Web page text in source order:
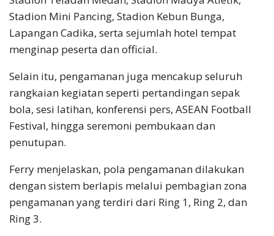
Stadion Mini Pancing, Stadion Kebun Bunga,
Lapangan Cadika, serta sejumlah hotel tempat
menginap peserta dan official.
Selain itu, pengamanan juga mencakup seluruh
rangkaian kegiatan seperti pertandingan sepak
bola, sesi latihan, konferensi pers, ASEAN Football
Festival, hingga seremoni pembukaan dan
penutupan.
Ferry menjelaskan, pola pengamanan dilakukan
dengan sistem berlapis melalui pembagian zona
pengamanan yang terdiri dari Ring 1, Ring 2, dan
Ring 3.